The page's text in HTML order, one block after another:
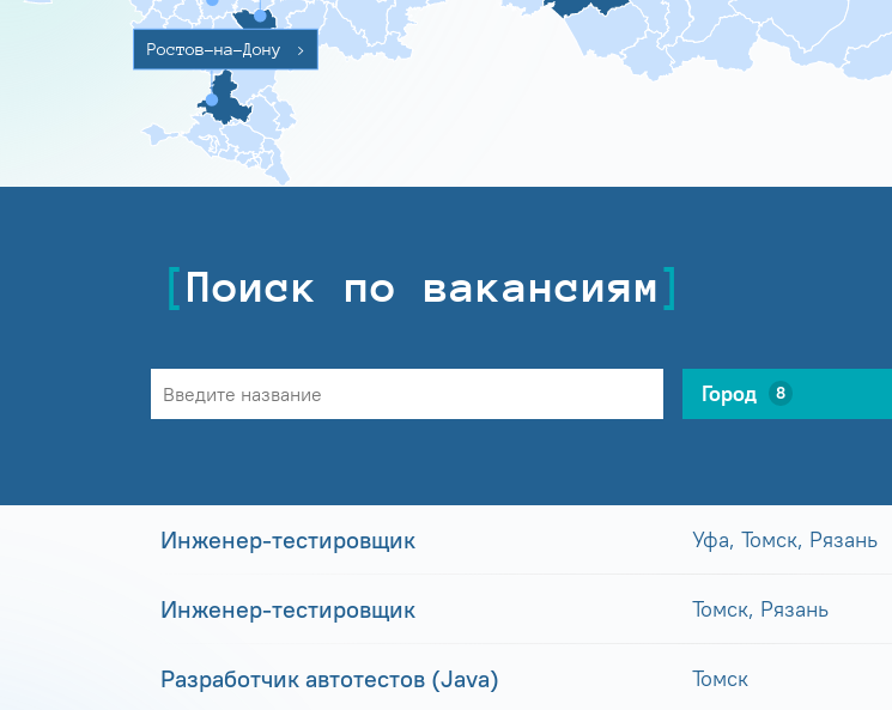
Ростов-на-Дону >
Поиск по вакансиям
Город 8
Инженер-тестировщик Уфа, Томск, Рязань
Инженер-тестировщик Томск, Рязань
Разработчик автотестов (Java) Томск